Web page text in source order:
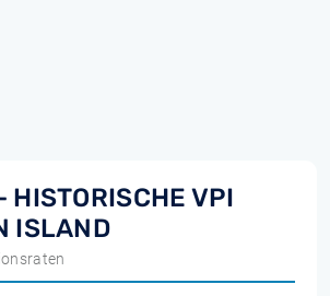
HISTORISCHE VPI
ISLAND